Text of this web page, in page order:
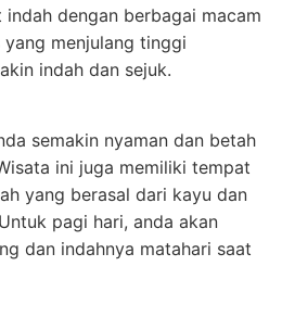
dengan berbagai macam
menjulang tinggi
indah dan sejuk.
semakin nyaman dan betah
ini juga memiliki tempat
yang berasal dari kayu dan
pagi hari, anda akan
dan indahnya matahari saat